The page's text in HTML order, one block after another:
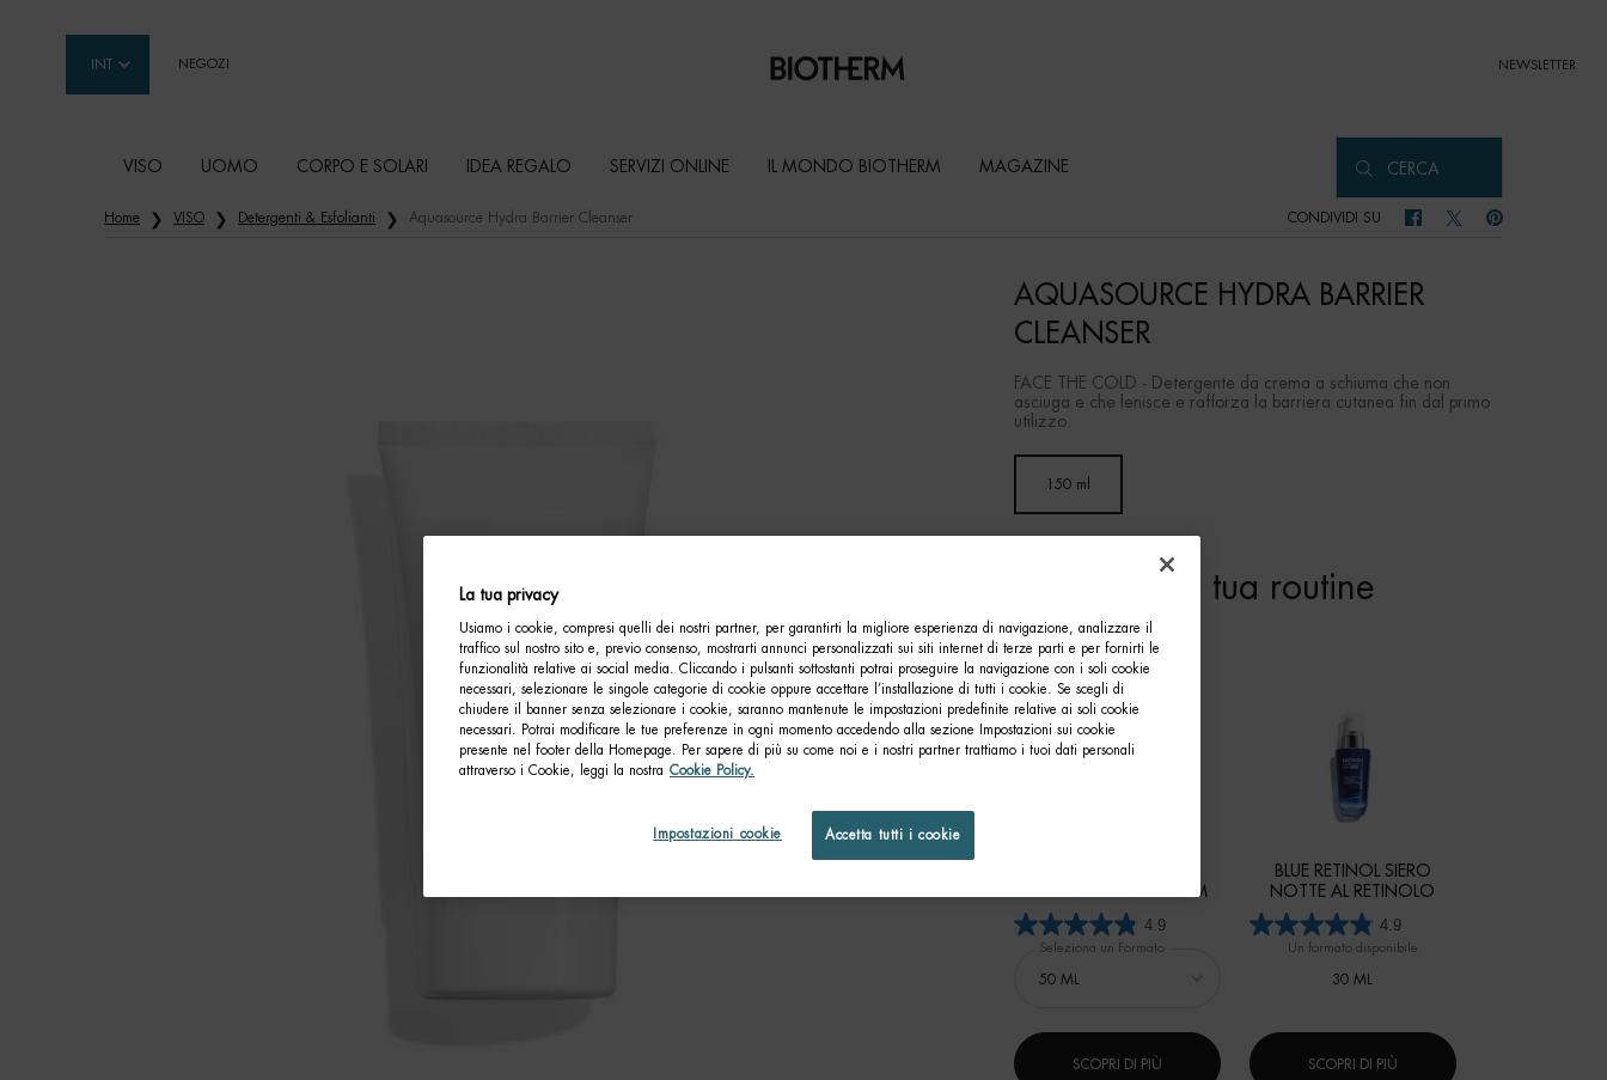
INT NEGOZI NEWSLETTER
VISO UOMO CORPO E SOLARI IDEA REGALO SERVIZI ONLINE IL MONDO BIOTHERM MAGAZINE CERCA
Contenuto principale
Home VISO Detergenti & Esfolianti Aquasource Hydra Barrier Cleanser CONDIVIDI SU CONDIVIDI SU FACEBOOK
CONDIVIDI SU TWITTER
CONDIVIDI SU
AQUASOURCE HYDRA BARRIER
CLEANSER
FACE THE COLD - Detergente da crema a schiuma che non
asciuga e che lenisce e rafforza la barriera cutanea fin dal primo
utilizzo.
Selected
150 ml
, 1 of 1
Completa la tua routine
REGENERATING SERUM
4.9
Seleziona un Formato
SCOPRI DI PIÙ
BLUE RETINOL SIERO
NOTTE AL RETINOLO
4.9
Un formato disponibile
30 ML
SCOPRI DI PIÙ
La tua privacy
Usiamo i cookie, compresi quelli dei nostri partner, per garantirti la migliore esperienza di navigazione, analizzare il
traffico sul nostro sito e, previo consenso, mostrarti annunci personalizzati sui siti internet di terze parti e per fornirti le
funzionalità relative ai social media. Cliccando i pulsanti sottostanti potrai proseguire la navigazione con i soli cookie
necessari, selezionare le singole categorie di cookie oppure accettare l’installazione di tutti i cookie. Se scegli di
chiudere il banner senza selezionare i cookie, saranno mantenute le impostazioni predefinite relative ai soli cookie
necessari. Potrai modificare le tue preferenze in ogni momento accedendo alla sezione Impostazioni sui cookie
presente nel footer della Homepage. Per sapere di più su come noi e i nostri partner trattiamo i tuoi dati personali
attraverso i Cookie, leggi la nostra Cookie Policy.
Impostazioni cookie Accetta tutti i cookie